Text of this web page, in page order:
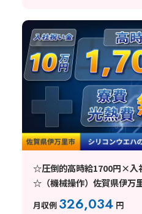
☆圧倒的高時給1700円×入
☆（機械操作）佐賀県伊万
月収例 326,034 円